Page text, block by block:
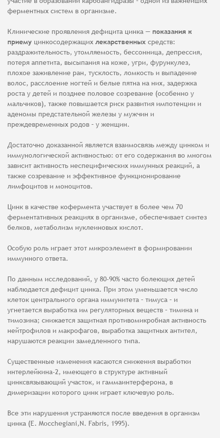
ферментных систем в организме.
Клинические проявления дефицита цинка — показания к
приему цинкосодержащих лекарственных средств:
раздражительность, утомляемость, бессонница, депрессия,
потеря аппетита, высыпания на коже, угри, фурункулез,
плохое заживление ран, тусклость, ломкость и выпадение
волос, расслоение ногтей и белые пятна на них, задержка
роста у детей и позднее половое созревание (особенно у
мальчиков), также повышается риск развития импотенции и
аденомы предстательной железы у мужчин и
преждевременных родов – у женщин.
Достаточно доказанной является взаимосвязь между цинком и
иммунологической активностью: от его содержания во многом
зависит активность неспецифических иммунных реакций, а
также созревание и эффективное функционирование
лимфоцитов и моноцитов.
Цинк в качестве кофермента участвует в более чем 70
ферментативных реакциях в организме, обеспечивает синтез
белков, метаболизм нуклеиновых кислот.
Особую роль играет этот микроэлемент в формировании
иммунного ответа.
По данным исследований, у 80-90% часто болеющих детей
наблюдается дефицит цинка. При этом уменьшается число
клеток центрального органа иммунитета – тимуса – и
угнетается выработка им регуляторных веществ – тимина и
тимозина; снижается защитная противомикробная активность
нейтрофилов и макрофагов, выработка защитных антител,
нарушаются реакции замедленного типа.
Существенные изменения касаются снижения выработки
интерлейкина-2, имеющего в структуре активный
цинксвязывающий участок, и гаммаинтерферона, в
димеризации которого цинк играет ключевую роль.
Все эти нарушения устраняются после введения в организм
цинка (E. Mocchegiani,N. Fabris, 1995).